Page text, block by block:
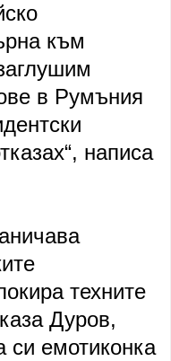
към
в Румъния
написа
техните
Дуров,
си емотиконка